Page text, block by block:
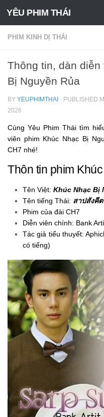
Skip to content
YÊU PHIM THÁI
PHIM KINH DỊ THÁI
Thông tin, dàn
Bị Nguyền Rủa
BY YEUPHIMTHAI · PUBLISHED
2026
Cùng Yêu Phim Thái tìm
viên phim Khúc Nhạc Bị
CH7 nhé!
Thôn tin phim
Tên Việt: Khúc Nhạc Bị
Tên tiếng Thái: สาปสังคี
Phim của đài CH7
Diễn viên chính: Bank
Tác giả tiểu thuyết:
có tiếng)